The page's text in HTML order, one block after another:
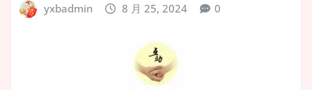
yxbadmin 8 月 25, 2024 0